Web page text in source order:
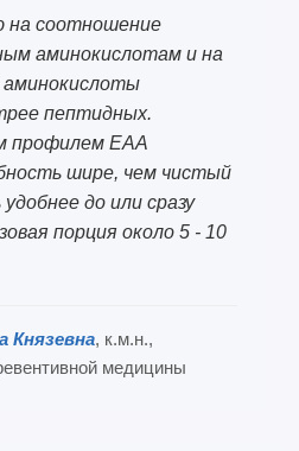
на соотношение
аминокислотам и на
пептидных.
профилем EAA
шире, чем чистый
до или сразу
порция около 5 - 10
Князевна, к.м.н.,
медицины